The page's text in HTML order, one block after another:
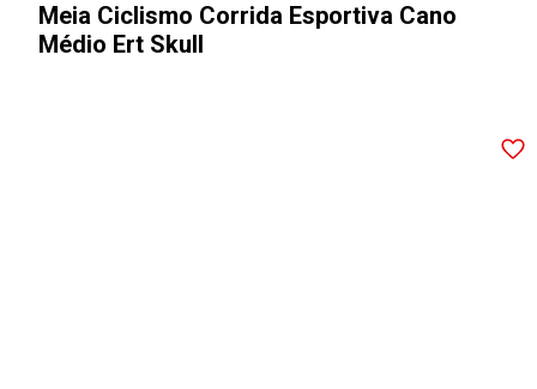
Meia Ciclismo Corrida Esportiva Cano
Médio Ert Skull